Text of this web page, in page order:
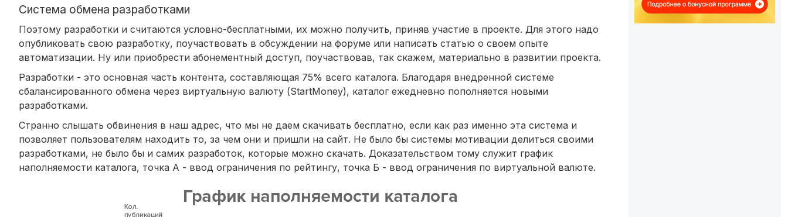
Система обмена разработками
Поэтому разработки и считаются условно-бесплатными, их можно получить, приняв участие в проекте. Для этого надо
опубликовать свою разработку, поучаствовать в обсуждении на форуме или написать статью о своем опыте
автоматизации. Ну или приобрести абонементный доступ, поучаствовав, так скажем, материально в развитии проекта.
Разработки - это основная часть контента, составляющая 75% всего каталога. Благодаря внедренной системе
сбалансированного обмена через виртуальную валюту (StartMoney), каталог ежедневно пополняется новыми
разработками.
Странно слышать обвинения в наш адрес, что мы не даем скачивать бесплатно, если как раз именно эта система и
позволяет пользователям находить то, за чем они и пришли на сайт. Не было бы системы мотивации делиться своими
разработками, не было бы и самих разработок, которые можно скачать. Доказательством тому служит график
наполняемости каталога, точка А - ввод ограничения по рейтингу, точка Б - ввод ограничения по виртуальной валюте.